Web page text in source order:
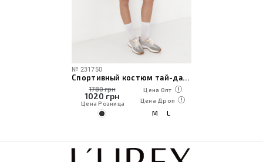
№ 231750
Спортивный костюм тай-дай с надписью Wang
1780 грн
1020 грн
Цена Розница
Цена Опт
Цена Дроп
M L